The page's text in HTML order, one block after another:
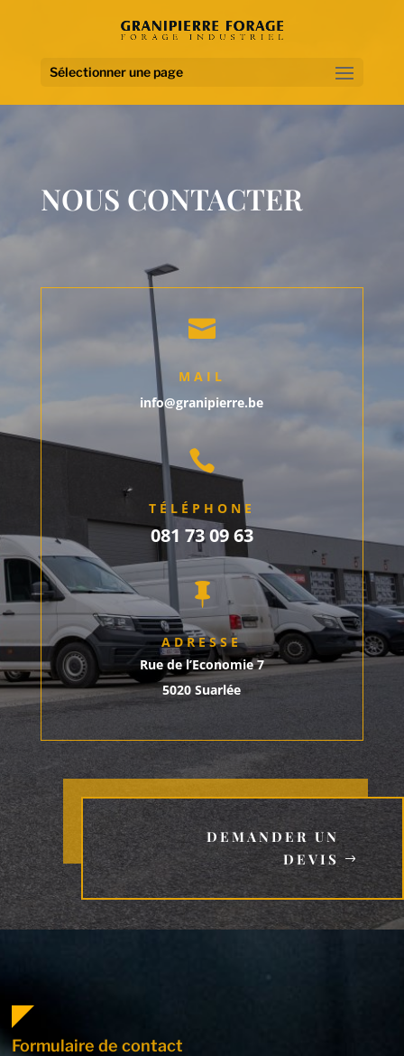
Sélectionner une page
NOUS CONTACTER

MAIL
info@granipierre.be

TÉLÉPHONE
081 73 09 63

ADRESSE
Rue de l’Economie 7
5020 Suarlée
DEMANDER UN
DEVIS
Formulaire de contact